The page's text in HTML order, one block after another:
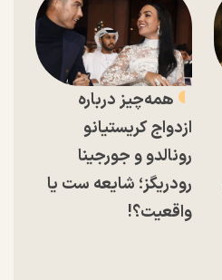
همه‌چیز درباره
ازدواج کریستیانو
رونالدو و جورجینا
رودریگز؛ شایعه ست یا
واقعیت؟!